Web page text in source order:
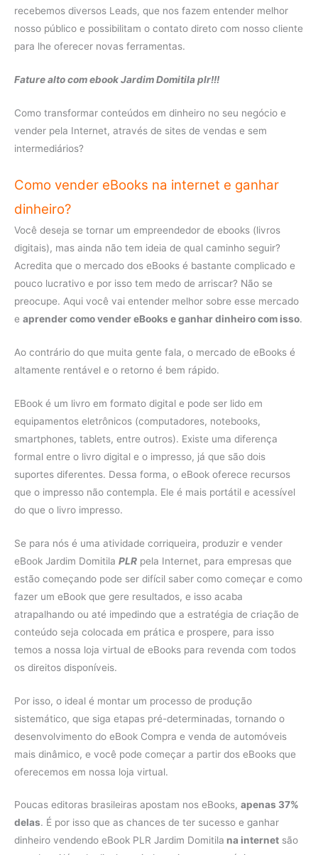
recebemos diversos Leads, que nos fazem entender melhor
nosso público e possibilitam o contato direto com nosso cliente
para lhe oferecer novas ferramentas.
Fature alto com ebook Jardim Domitila plr!!!
Como transformar conteúdos em dinheiro no seu negócio e
vender pela Internet, através de sites de vendas e sem
intermediários?
Como vender eBooks na internet e ganhar
dinheiro?
Você deseja se tornar um empreendedor de ebooks (livros
digitais), mas ainda não tem ideia de qual caminho seguir?
Acredita que o mercado dos eBooks é bastante complicado e
pouco lucrativo e por isso tem medo de arriscar? Não se
preocupe. Aqui você vai entender melhor sobre esse mercado
e aprender como vender eBooks e ganhar dinheiro com isso.
Ao contrário do que muita gente fala, o mercado de eBooks é
altamente rentável e o retorno é bem rápido.
EBook é um livro em formato digital e pode ser lido em
equipamentos eletrônicos (computadores, notebooks,
smartphones, tablets, entre outros). Existe uma diferença
formal entre o livro digital e o impresso, já que são dois
suportes diferentes. Dessa forma, o eBook oferece recursos
que o impresso não contempla. Ele é mais portátil e acessível
do que o livro impresso.
Se para nós é uma atividade corriqueira, produzir e vender
eBook Jardim Domitila PLR pela Internet, para empresas que
estão começando pode ser difícil saber como começar e como
fazer um eBook que gere resultados, e isso acaba
atrapalhando ou até impedindo que a estratégia de criação de
conteúdo seja colocada em prática e prospere, para isso
temos a nossa loja virtual de eBooks para revenda com todos
os direitos disponíveis.
Por isso, o ideal é montar um processo de produção
sistemático, que siga etapas pré-determinadas, tornando o
desenvolvimento do eBook Compra e venda de automóveis
mais dinâmico, e você pode começar a partir dos eBooks que
oferecemos em nossa loja virtual.
Poucas editoras brasileiras apostam nos eBooks, apenas 37%
delas. É por isso que as chances de ter sucesso e ganhar
dinheiro vendendo eBook PLR Jardim Domitila na internet são